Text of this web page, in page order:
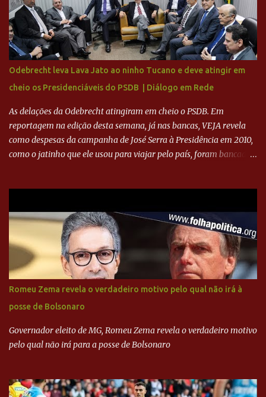
para a recuperação do Cruzeiro, o aporte financeiro inicial, com
Ronaldo sendo solidário à dívida de R$ 1 bilhão a partir de agora,
mais o peso que o ex-atacante tem no mundo do futebol, além de
sua história na Raposa, pesaram para que um dos mais icônicos
camisas 9 acertasse a compra do clube. Fonte: Itatiaia Fonte:
ADVOGADO DO CRUZEIRO NA SAF EXPLICA SITUAÇÃO DO
CRUZEIRO - RONALDO COMPROU 90% DAS AÇÕES DO CLUBE
Odebrecht leva Lava Jato ao ninho Tucano e deve atingir em
cheio os Presidenciáveis do PSDB | Diálogo em Rede
As delações da Odebrecht atingiram em cheio o PSDB. Em
reportagem na edição desta semana, já nas bancas, VEJA revela
como despesas da campanha de José Serra à Presidência em 2010,
como o jatinho que ele usou para viajar pelo país, foram bancadas
Executiva Nacional do PSDB (Valter Campanato/Agência Brasil) O
texto também põe fim a um mistério: três fontes confirmaram à
revista que o codinome “santo” que aparece em planilhas da
empreiteira refere-se ao governador de São Paulo, Geraldo
Alckmin (PSDB) — nenhum deles, no entanto, disse ter negociado
diretamente com o paulista. Depoimentos mostram como o
dinheiro da Odebrecht bancou a campanha de Serra em 2010 Leia
mais... A Lava Jato chega ao PSDB | VEJA.com
Romeu Zema revela o verdadeiro motivo pelo qual não irá à
posse de Bolsonaro
Governador eleito de MG, Romeu Zema revela o verdadeiro motivo
pelo qual não irá para a posse de Bolsonaro